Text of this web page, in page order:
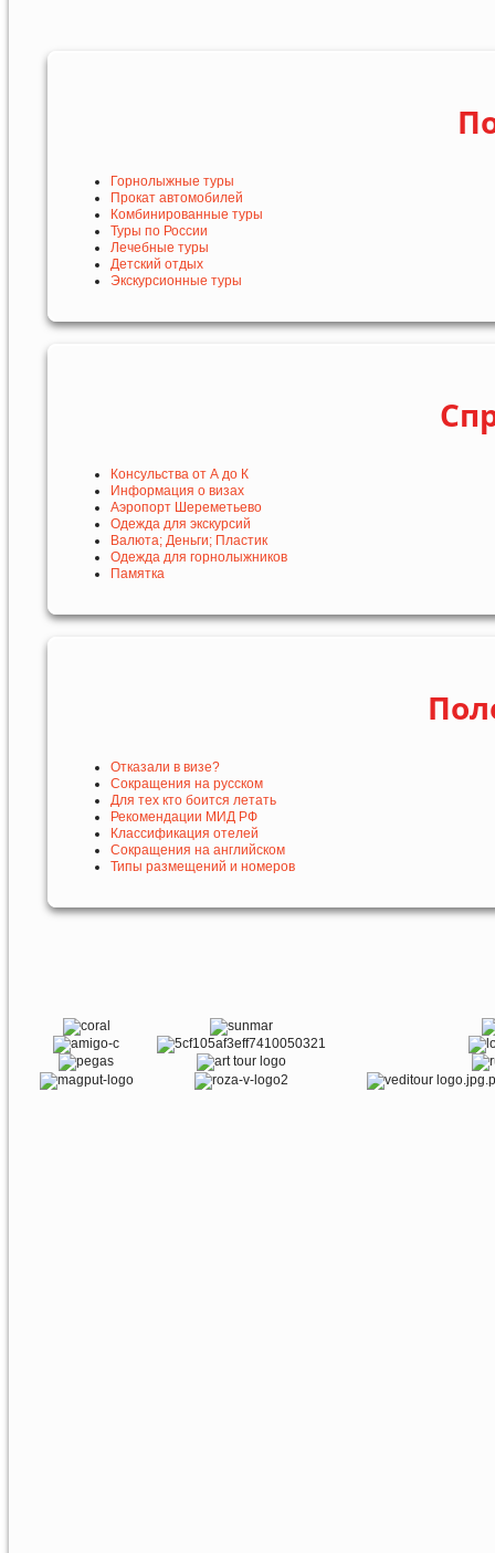
Горнолыжные туры
Прокат автомобилей
Комбинированные туры
Туры по России
Лечебные туры
Детский отдых
Экскурсионные туры
Консульства от А до К
Информация о визах
Аэропорт Шереметьево
Одежда для экскурсий
Валюта; Деньги; Пластик
Одежда для горнолыжников
Памятка
Отказали в визе?
Сокращения на русском
Для тех кто боится летать
Рекомендации МИД РФ
Классификация отелей
Сокращения на английском
Типы размещений и номеров